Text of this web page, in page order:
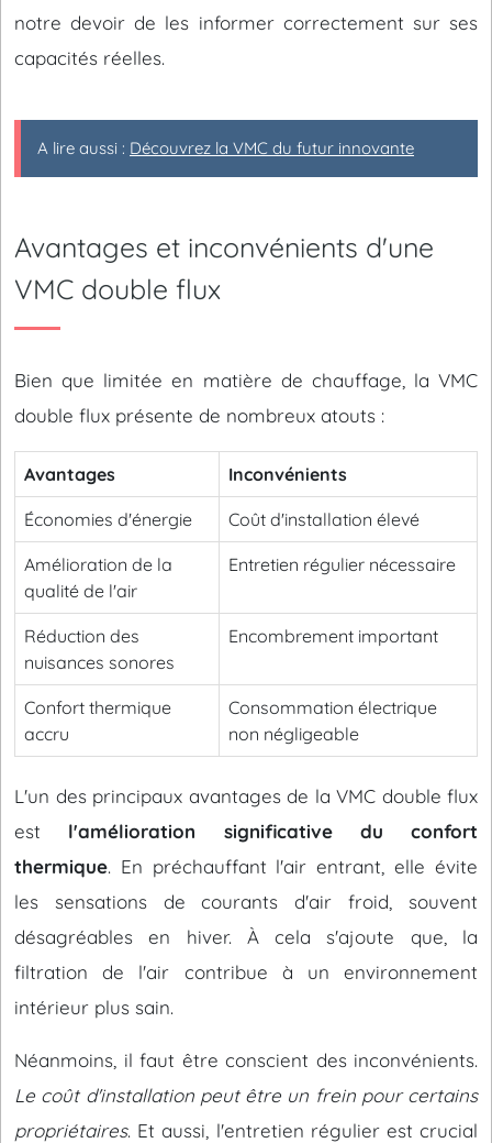
notre devoir de les informer correctement sur ses
capacités réelles.
A lire aussi : Découvrez la VMC du futur innovante
Avantages et inconvénients d'une
VMC double flux
Bien que limitée en matière de chauffage, la VMC
double flux présente de nombreux atouts :
Avantages Inconvénients
Économies d'énergie Coût d'installation élevé
Amélioration de la
qualité de l'air
Entretien régulier nécessaire
Réduction des
nuisances sonores
Encombrement important
Confort thermique
accru
Consommation électrique
non négligeable
L'un des principaux avantages de la VMC double flux
est l'amélioration significative du confort
thermique. En préchauffant l'air entrant, elle évite
les sensations de courants d'air froid, souvent
désagréables en hiver. À cela s'ajoute que, la
filtration de l'air contribue à un environnement
intérieur plus sain.
Néanmoins, il faut être conscient des inconvénients.
Le coût d'installation peut être un frein pour certains
propriétaires. Et aussi, l'entretien régulier est crucial